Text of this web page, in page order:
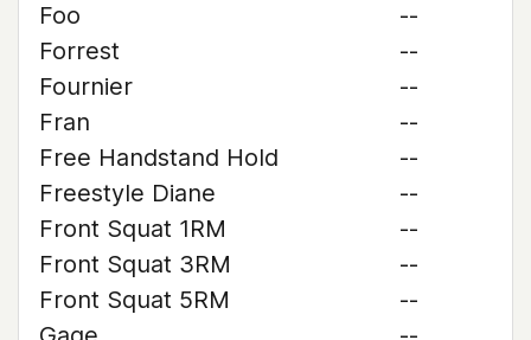
Foo
--
Forrest
--
Fournier
--
Fran
--
Free Handstand Hold
--
Freestyle Diane
--
Front Squat 1RM
--
Front Squat 3RM
--
Front Squat 5RM
--